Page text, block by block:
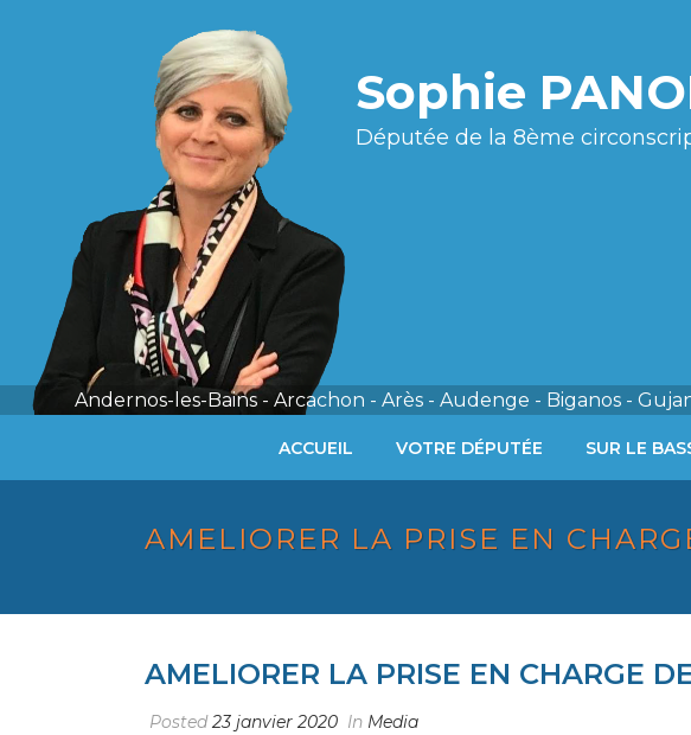
Sophie
Députée de la 8ème
Andernos-les-Bains - Arcachon - Arès - Audenge - Biganos -
ACCUEIL VOTRE DÉPUTÉE SUR LE
AMELIORER LA PRISE EN
AMELIORER LA PRISE EN CHARGE
Posted23 janvier 2020 In Media